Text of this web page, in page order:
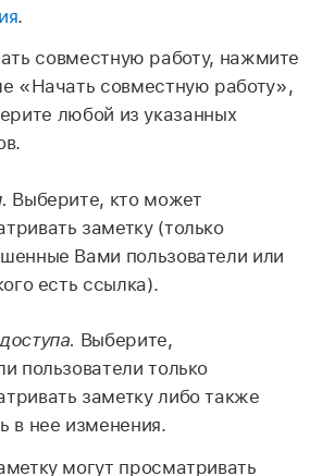
.
совместную работу, нажмите
«Начать совместную работу»,
любой из указанных
Выберите, кто может
заметку (только
Вами пользователи или
есть ссылка).
Выберите,
пользователи только
заметку либо также
в нее изменения.
могут просматривать